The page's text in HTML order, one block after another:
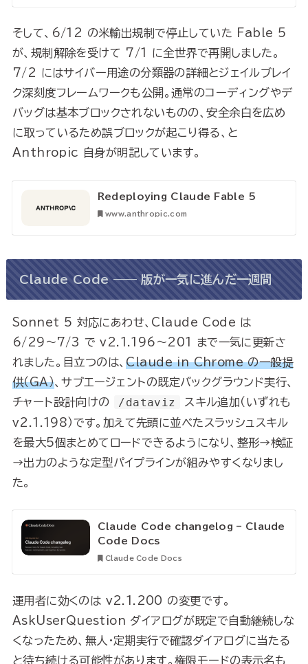
そして、6/12 の米輸出規制で停止していた Fable 5
が、規制解除を受けて 7/1 に全世界で再開しました。
7/2 にはサイバー用途の分類器の詳細とジェイルブレイ
ク深刻度フレームワークも公開。通常のコーディングやデ
バッグは基本ブロックされないものの、安全余白を広め
に取っているため誤ブロックが起こり得る、と
Anthropic 自身が明記しています。
Redeploying Claude Fable 5
www.anthropic.com
Claude Code —— 版が一気に進んだ一週間
Sonnet 5 対応にあわせ、Claude Code は
6/29〜7/3 で v2.1.196〜201 まで一気に更新さ
れました。目立つのは、Claude in Chrome の一般提
供（GA）、サブエージェントの既定バックグラウンド実行、
チャート設計向けの
/dataviz
スキル追加（いずれも
v2.1.198）です。加えて先頭に並べたスラッシュスキル
を最大5個まとめてロードできるようになり、整形→検証
→出力のような定型パイプラインが組みやすくなりまし
た。
Claude Code changelog – Claude
Code Docs
Claude Code Docs
運用者に効くのは v2.1.200 の変更です。
AskUserQuestion ダイアログが既定で自動継続しな
くなったため、無人・定期実行で確認ダイアログに当たる
と待ち続ける可能性があります。権限モードの表示名も